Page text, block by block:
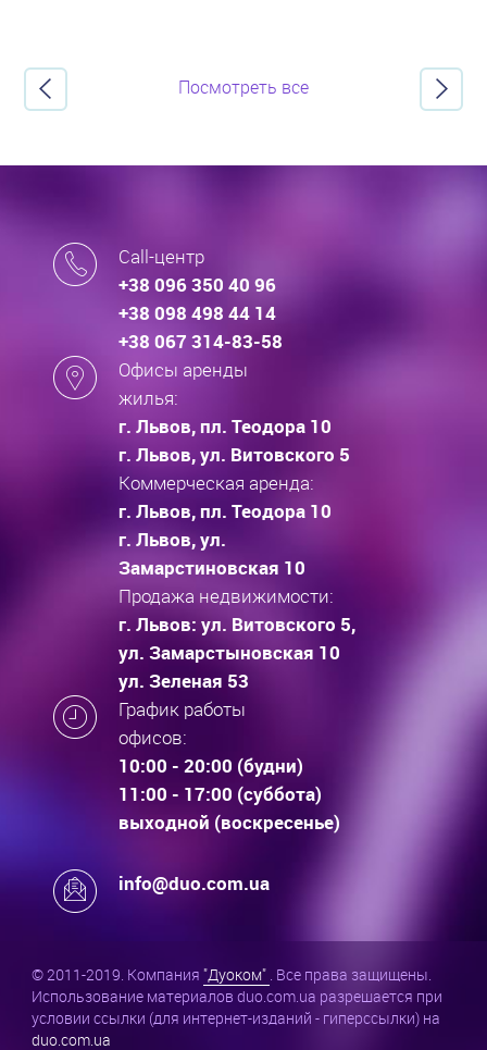
Посмотреть все
Call-центр
+38 096 350 40 96
+38 098 498 44 14
+38 067 314-83-58
Офисы аренды
жилья:
г. Львов, пл. Теодора 10
г. Львов, ул. Витовского 5
Коммерческая аренда:
г. Львов, пл. Теодора 10
г. Львов, ул.
Замарстиновская 10
Продажа недвижимости:
г. Львов: ул. Витовского 5,
ул. Замарстыновская 10
ул. Зеленая 53
График работы
офисов:
10:00 - 20:00 (будни)
11:00 - 17:00 (суббота)
выходной (воскресенье)
info@duo.com.ua
© 2011-2019. Компания "Дуоком" . Все права защищены.
Использование материалов duo.com.ua разрешается при
условии ссылки (для интернет-изданий - гиперссылки) на
duo.com.ua